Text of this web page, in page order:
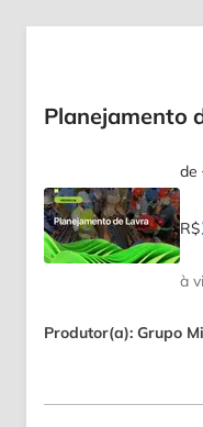
Planejamento
de
R$
à
Produtor(a): Grupo